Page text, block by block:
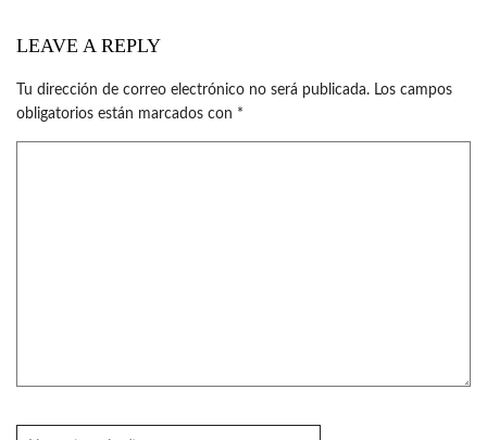
LEAVE A REPLY
Tu dirección de correo electrónico no será publicada. Los campos
obligatorios están marcados con *